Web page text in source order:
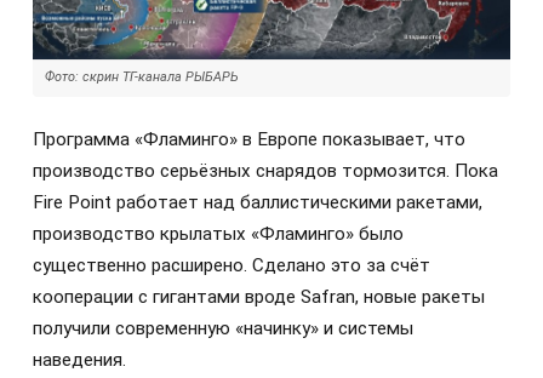
Фото: скрин ТГ-канала РЫБАРЬ
Программа «Фламинго» в Европе показывает, что
производство серьёзных снарядов тормозится. Пока
Fire Point работает над баллистическими ракетами,
производство крылатых «Фламинго» было
существенно расширено. Сделано это за счёт
кооперации с гигантами вроде Safran, новые ракеты
получили современную «начинку» и системы
наведения.